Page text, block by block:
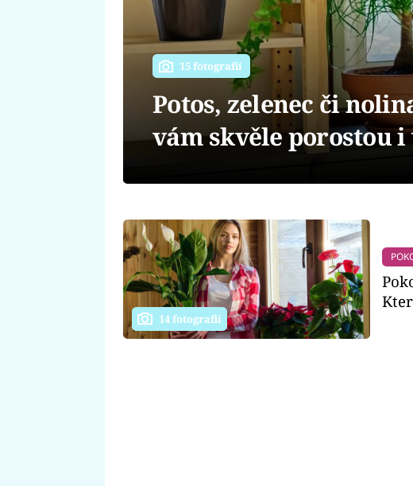
15 fotografií
Potos, zelenec či
vám skvěle porostou
14 fotografií